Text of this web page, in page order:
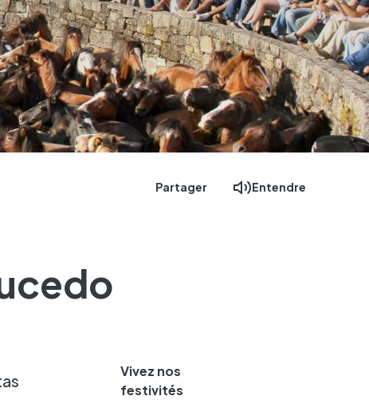
Partager Entendre
Vivez nos
festivités